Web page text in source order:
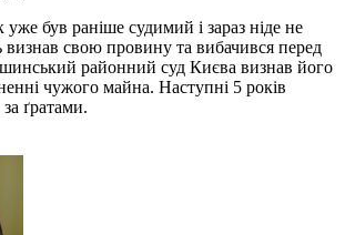
був раніше судимий і зараз ніде не
свою провину та вибачився перед
районний суд Києва визнав його
чужого майна. Наступні 5 років
ґратами.